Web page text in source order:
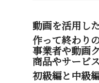
動画を活用し
作って終わり
事業者や動画
商品やサービ
初級編と中級